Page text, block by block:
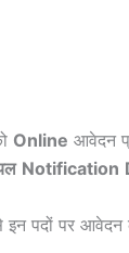
Online आवेदन
Notification
इन पदों पर